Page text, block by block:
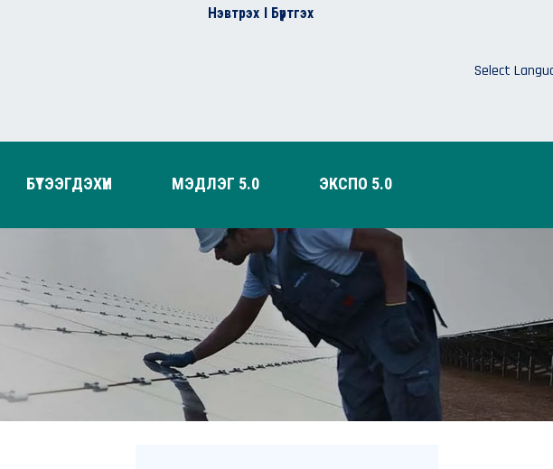
Нэвтрэх I Бүртгэх
Select
БҮТЭЭГДЭХҮҮН МЭДЛЭГ 5.0 ЭКСПО 5.0